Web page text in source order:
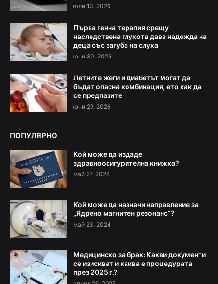
юли 13, 2026
Първа генна терапия срещу
наследствена глухота дава надежда на
деца със загуба на слуха
юни 30, 2026
Летните жеги и диабетът могат да
бъдат опасна комбинация, ето как да
се предпазите
юни 29, 2026
ПОПУЛЯРНО
Кой може да издаде
здравноосигурителна книжка?
май 27, 2024
Кой може да назначи направление за
„Ядрено магнитен резонанс“?
май 23, 2024
Медицинско за брак: Какви документи
се изискват и каква е процедурата
през 2025 г.?